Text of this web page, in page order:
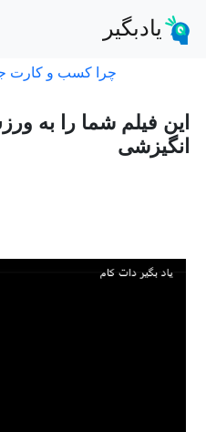
یادبگیر
چرا کسب و کارت
این فیلم شما را به
انگیزشی